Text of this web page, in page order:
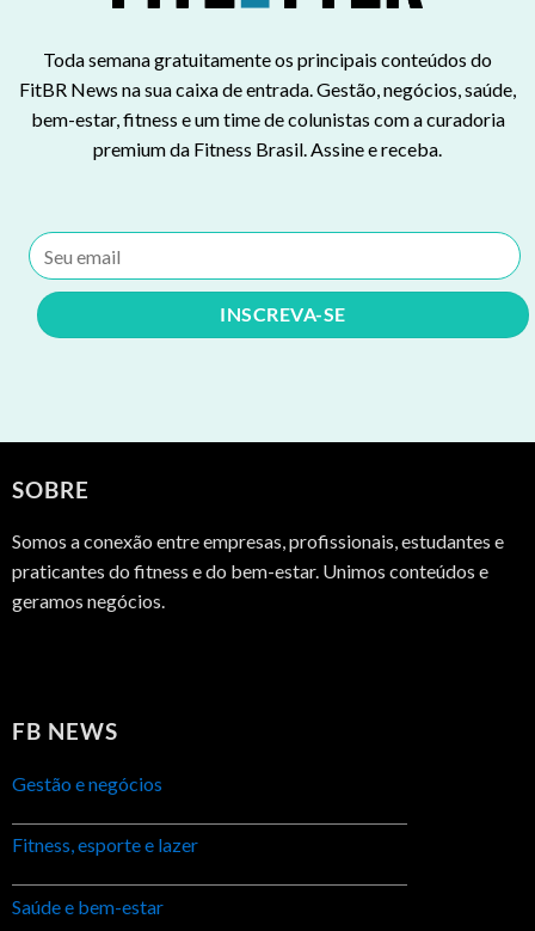
Toda semana gratuitamente os principais conteúdos do
FitBR News na sua caixa de entrada. Gestão, negócios, saúde,
bem-estar, fitness e um time de colunistas com a curadoria
premium da Fitness Brasil. Assine e receba.
SOBRE
Somos a conexão entre empresas, profissionais, estudantes e
praticantes do fitness e do bem-estar. Unimos conteúdos e
geramos negócios.
FB NEWS
Gestão e negócios
Fitness, esporte e lazer
Saúde e bem-estar